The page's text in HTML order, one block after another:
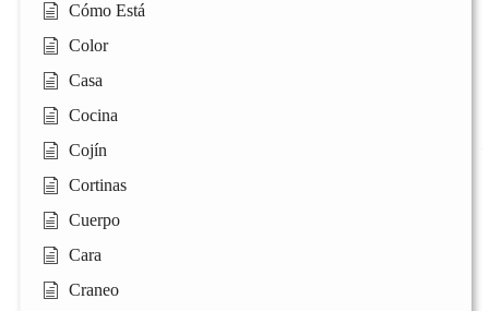
Cómo Está
Color
Casa
Cocina
Cojín
Cortinas
Cuerpo
Cara
Craneo